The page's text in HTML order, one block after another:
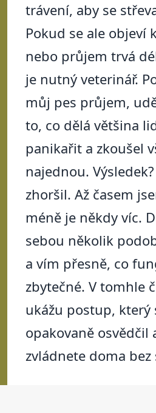
trávení, aby se
Pokud se ale objeví
nebo průjem trvá
je nutný veterinář.
můj pes průjem,
to, co dělá většina
panikařit a zkoušel
najednou.
zhoršil. Až časem
méně je někdy víc.
sebou několik
a vím přesně, co
zbytečné. V tomhle
ukážu postup, který
opakovaně osvědčil
zvládnete doma bez